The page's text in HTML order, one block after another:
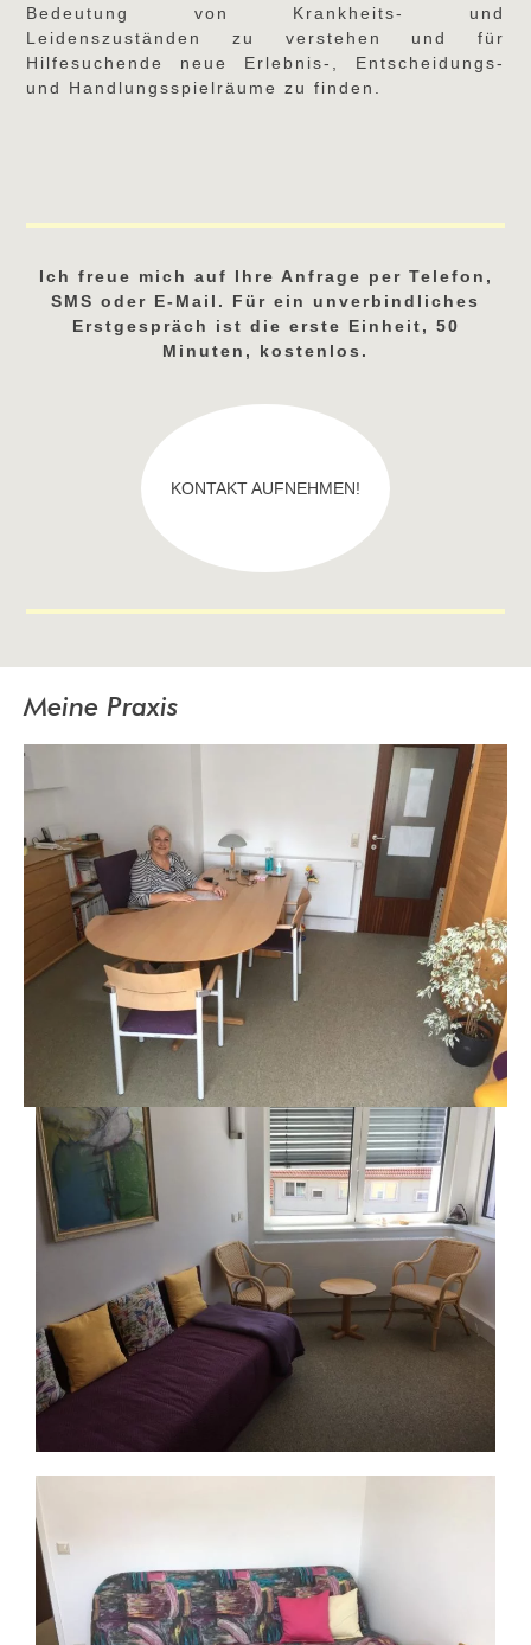
Bedeutung von Krankheits- und
Leidenszuständen zu verstehen und für
Hilfesuchende neue Erlebnis-, Entscheidungs-
und Handlungsspielräume zu finden.
Ich freue mich auf Ihre Anfrage per Telefon,
SMS oder E-Mail. Für ein unverbindliches
Erstgespräch ist die erste Einheit, 50
Minuten, kostenlos.
KONTAKT AUFNEHMEN!
Meine Praxis